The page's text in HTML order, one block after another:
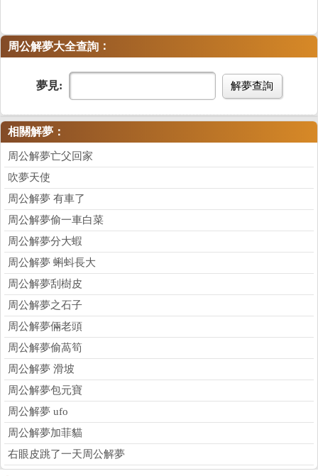
周公解夢大全查詢 ：
夢見: 解夢查詢
相關解夢：
周公解夢亡父回家
吹夢天使
周公解夢 有車了
周公解夢偷一車白菜
周公解夢分大蝦
周公解夢 蝌蚪長大
周公解夢刮樹皮
周公解夢之石子
周公解夢倆老頭
周公解夢偷萵筍
周公解夢 滑坡
周公解夢包元寶
周公解夢 ufo
周公解夢加菲貓
右眼皮跳了一天周公解夢